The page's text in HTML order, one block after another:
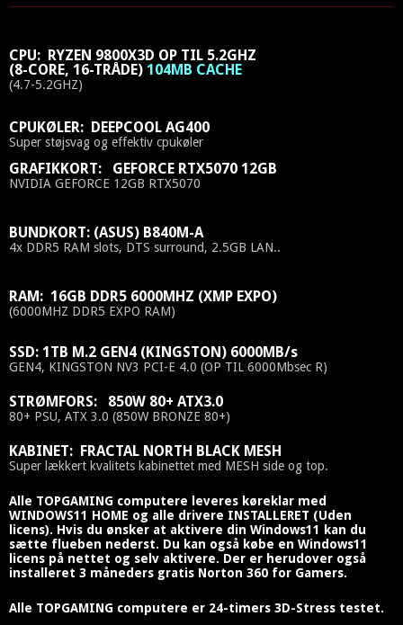
CPU: RYZEN 9800X3D OP TIL 5.2GHZ
(8-CORE, 16-TRÅDE) 104MB CACHE
(4.7-5.2GHZ)
CPUKØLER: DEEPCOOL AG400
Super støjsvag og effektiv cpukøler
GRAFIKKORT: GEFORCE RTX5070 12GB
NVIDIA GEFORCE 12GB RTX5070
BUNDKORT: (ASUS) B840M-A
4x DDR5 RAM slots, DTS surround, 2.5GB LAN..
RAM: 16GB DDR5 6000MHZ (XMP EXPO)
(6000MHZ DDR5 EXPO RAM)
SSD: 1TB M.2 GEN4 (KINGSTON) 6000MB/s
GEN4, KINGSTON NV3 PCI-E 4.0 (OP TIL 6000Mbsec R)
STRØMFORS: 850W 80+ ATX3.0
80+ PSU, ATX 3.0 (850W BRONZE 80+)
KABINET: FRACTAL NORTH BLACK MESH
Super lækkert kvalitets kabinettet med MESH side og top.
Alle TOPGAMING computere leveres køreklar med
WINDOWS11 HOME og alle drivere INSTALLERET (Uden
licens). Hvis du ønsker at aktivere din Windows11 kan du
sætte flueben nederst. Du kan også købe en Windows11
licens på nettet og selv aktivere. Der er herudover også
installeret 3 måneders gratis Norton 360 for Gamers.
Alle TOPGAMING computere er 24-timers 3D-Stress testet.